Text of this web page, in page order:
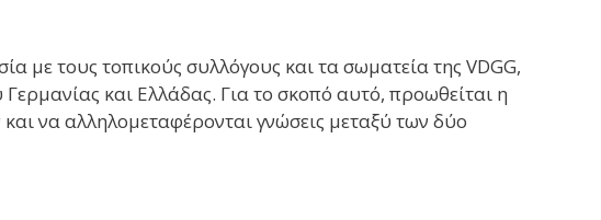
με τους τοπικούς συλλόγους και τα σωματεία της VDGG,
και Ελλάδας. Για το σκοπό αυτό, προωθείται η
να αλληλομεταφέρονται γνώσεις μεταξύ των δύο